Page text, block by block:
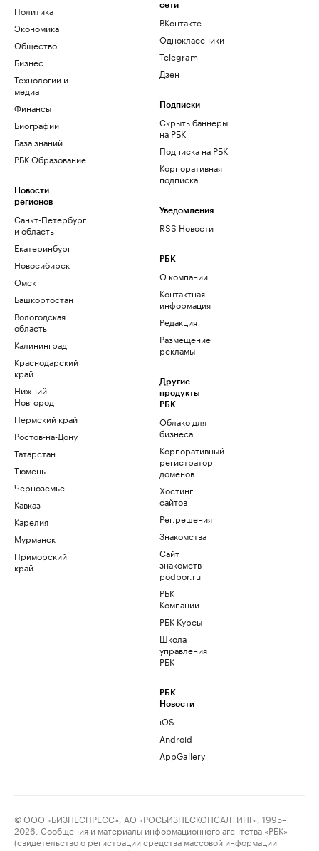
Политика
Экономика
Общество
Бизнес
Технологии и
медиа
Финансы
Биографии
База знаний
РБК Образование
Новости
регионов
Санкт-Петербург
и область
Екатеринбург
Новосибирск
Омск
Башкортостан
Вологодская
область
Калининград
Краснодарский
край
Нижний
Новгород
Пермский край
Ростов-на-Дону
Татарстан
Тюмень
Черноземье
Кавказ
Карелия
Мурманск
Приморский
край
сети
ВКонтакте
Одноклассники
Telegram
Дзен
Подписки
Скрыть баннеры
на РБК
Подписка на РБК
Корпоративная
подписка
Уведомления
RSS Новости
РБК
О компании
Контактная
информация
Редакция
Размещение
рекламы
Другие
продукты
РБК
Облако для
бизнеса
Корпоративный
регистратор
доменов
Хостинг
сайтов
Рег.решения
Знакомства
Сайт
знакомств
podbor.ru
РБК
Компании
РБК Курсы
Школа
управления
РБК
РБК
Новости
iOS
Android
AppGallery
© ООО «БИЗНЕСПРЕСС», АО «РОСБИЗНЕСКОНСАЛТИНГ», 1995–
2026. Сообщения и материалы информационного агентства «РБК»
(свидетельство о регистрации средства массовой информации